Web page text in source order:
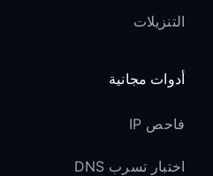
التنزيلات
أدوات مجانية
فاحص IP
اختبار تسرب DNS